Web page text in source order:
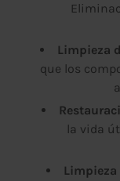
Limpieza
que los
la vida
Limpieza